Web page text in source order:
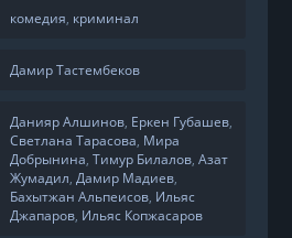
комедия, криминал
Дамир Тастембеков
Данияр Алшинов, Еркен Губашев,
Светлана Тарасова, Мира
Добрынина,Тимур Билалов,Азат
Жумадил,Дамир Мадиев,
Бахытжан Альпеисов, Ильяс
Джапаров, Ильяс Копжасаров